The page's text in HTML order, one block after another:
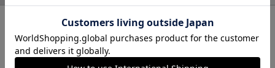
対象アイテム：0件
条件に一致するアイテムがありませんでした。
条件を変えて探してみてください。